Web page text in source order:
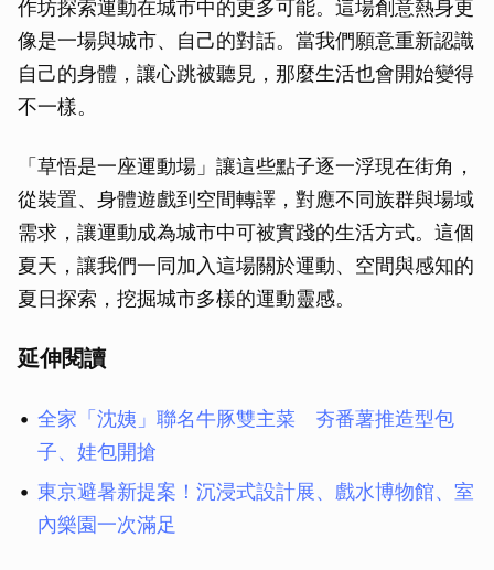
作坊探索運動在城市中的更多可能。這場創意熱身更
像是一場與城市、自己的對話。當我們願意重新認識
自己的身體，讓心跳被聽見，那麼生活也會開始變得
不一樣。
「草悟是一座運動場」讓這些點子逐一浮現在街角，
從裝置、身體遊戲到空間轉譯，對應不同族群與場域
需求，讓運動成為城市中可被實踐的生活方式。這個
夏天，讓我們一同加入這場關於運動、空間與感知的
夏日探索，挖掘城市多樣的運動靈感。
延伸閱讀
全家「沈姨」聯名牛豚雙主菜 夯番薯推造型包
子、娃包開搶
東京避暑新提案！沉浸式設計展、戲水博物館、室
內樂園一次滿足